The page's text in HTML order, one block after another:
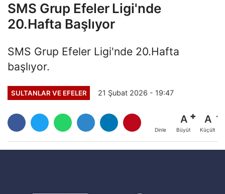
SMS Grup Efeler Ligi'nde
20.Hafta Başlıyor
SMS Grup Efeler Ligi'nde 20.Hafta
başlıyor.
SULTANLAR VE EFELER 21 Şubat 2026 - 19:47
Dinle
A
Büyüt
A
Küçült